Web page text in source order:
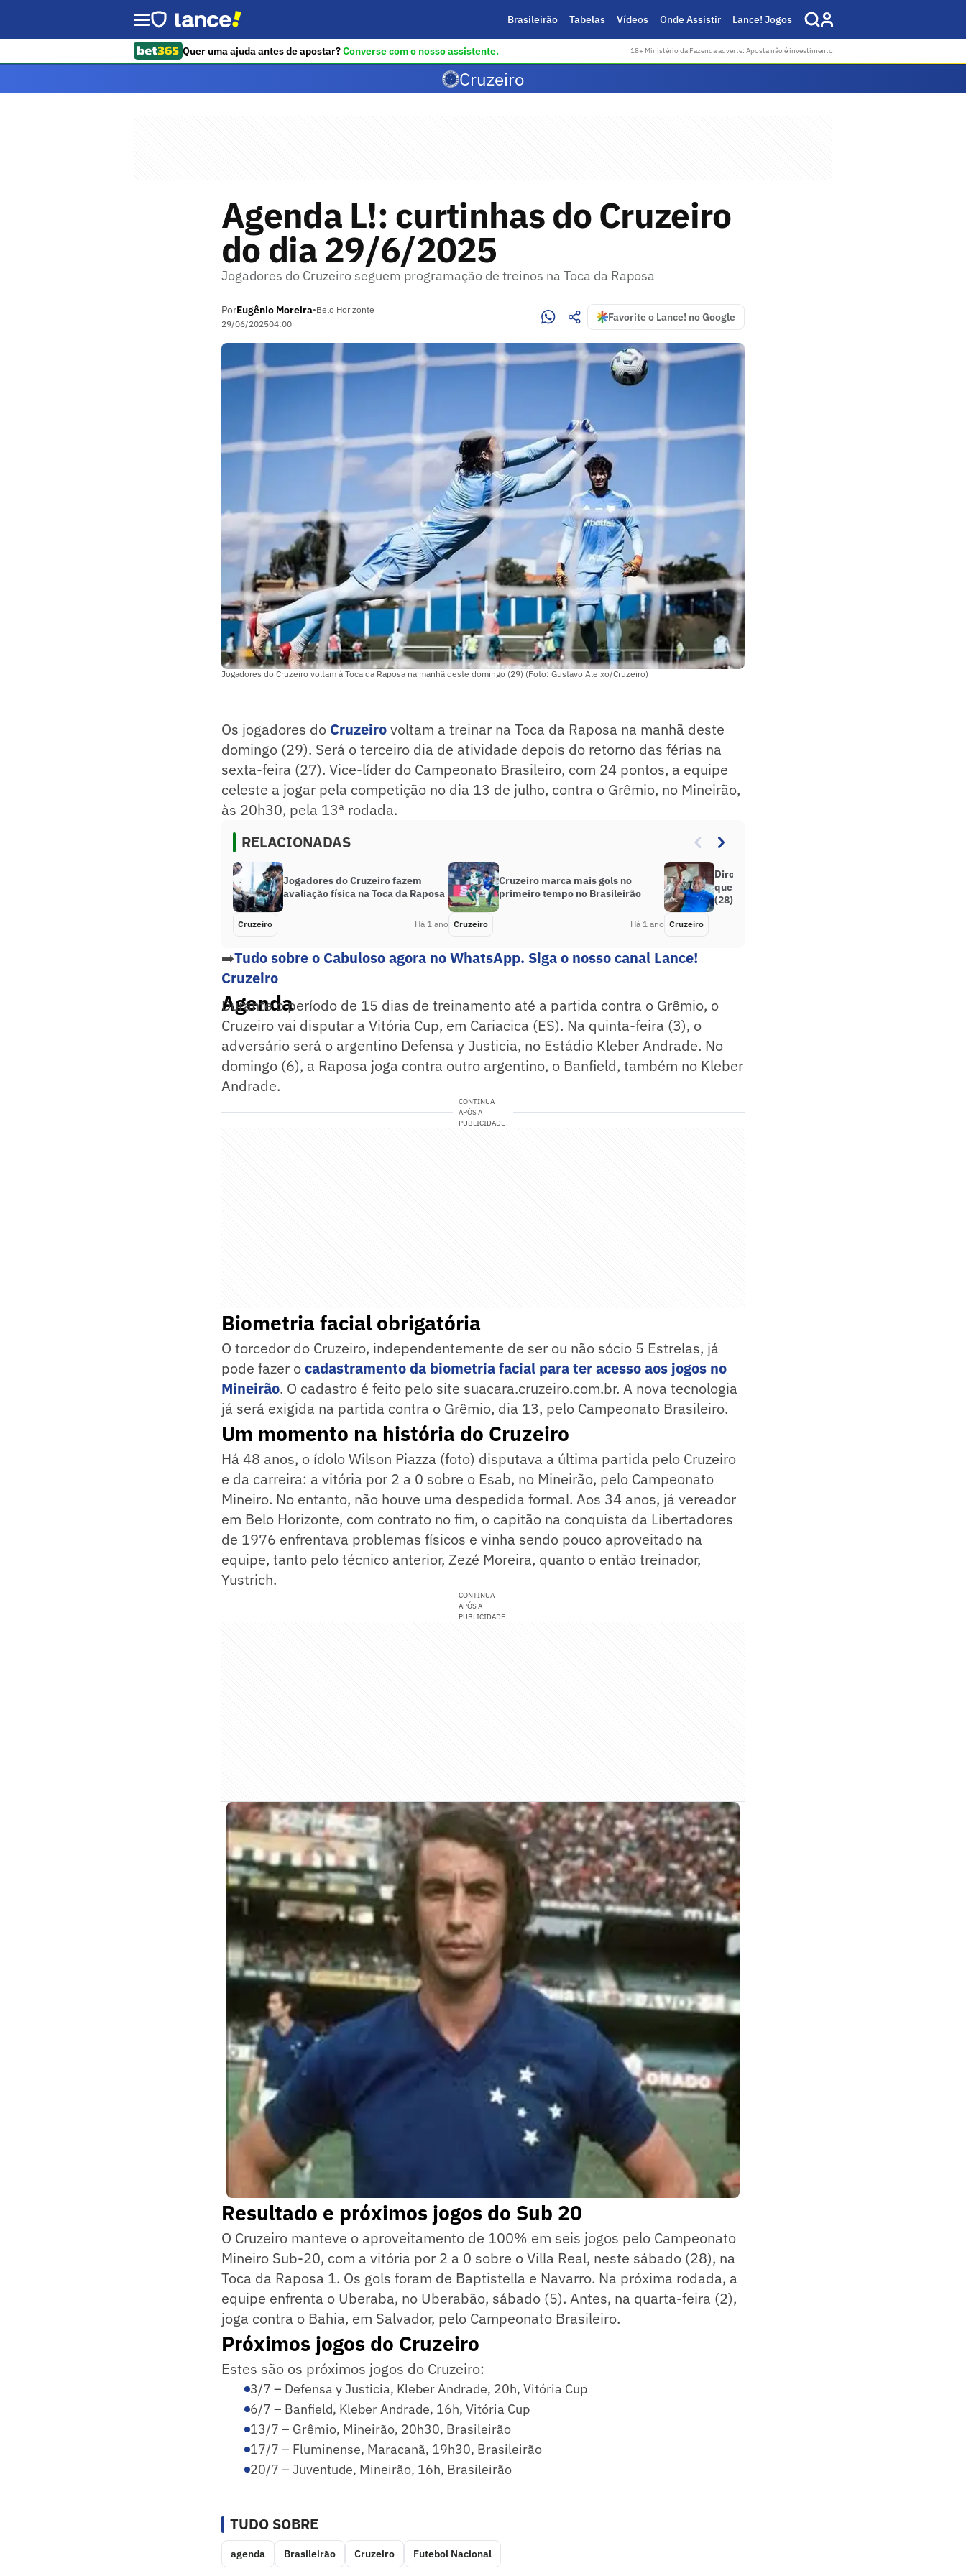
Brasileirão Tabelas Vídeos Onde Assistir Lance! Jogos
Quer uma ajuda antes de apostar?Converse com o nosso assistente. 18+ Ministério da Fazenda adverte: Aposta não é investimento
Cruzeiro
Agenda L!: curtinhas do Cruzeiro
do dia 29/6/2025
Jogadores do Cruzeiro seguem programação de treinos na Toca da Raposa
PorEugênio Moreira•Belo Horizonte
29/06/202504:00
Favorite o Lance! no Google
Jogadores do Cruzeiro voltam à Toca da Raposa na manhã deste domingo (29) (Foto: Gustavo Aleixo/Cruzeiro)
Os jogadores do Cruzeirovoltam a treinar na Toca da Raposa na manhã deste
domingo (29). Será o terceiro dia de atividade depois do retorno das férias na
sexta-feira (27). Vice-líder do Campeonato Brasileiro, com 24 pontos, a equipe
celeste a jogar pela competição no dia 13 de julho, contra o Grêmio, no Mineirão,
às 20h30, pela 13ª rodada.
RELACIONADAS
Jogadores do Cruzeiro fazem
avaliação física na Toca da Raposa
Cruzeiro Há 1 ano
Cruzeiro marca mais gols no
primeiro tempo no Brasileirão
Cruzeiro Há 1 ano
Dirceu Lopes desmente boatos de
que teria falecido neste sábado
(28)
Cruzeiro
➡️Tudo sobre o Cabuloso agora no WhatsApp. Siga o nosso canal Lance!
Cruzeiro
Agenda
Durante o período de 15 dias de treinamento até a partida contra o Grêmio, o
Cruzeiro vai disputar a Vitória Cup, em Cariacica (ES). Na quinta-feira (3), o
adversário será o argentino Defensa y Justicia, no Estádio Kleber Andrade. No
domingo (6), a Raposa joga contra outro argentino, o Banfield, também no Kleber
Andrade.
CONTINUA
APÓS A
PUBLICIDADE
Biometria facial obrigatória
O torcedor do Cruzeiro, independentemente de ser ou não sócio 5 Estrelas, já
pode fazer ocadastramento da biometria facial para ter acesso aos jogos no
Mineirão. O cadastro é feito pelo site suacara.cruzeiro.com.br. A nova tecnologia
já será exigida na partida contra o Grêmio, dia 13, pelo Campeonato Brasileiro.
Um momento na história do Cruzeiro
Há 48 anos, o ídolo Wilson Piazza (foto) disputava a última partida pelo Cruzeiro
e da carreira: a vitória por 2 a 0 sobre o Esab, no Mineirão, pelo Campeonato
Mineiro. No entanto, não houve uma despedida formal. Aos 34 anos, já vereador
em Belo Horizonte, com contrato no fim, o capitão na conquista da Libertadores
de 1976 enfrentava problemas físicos e vinha sendo pouco aproveitado na
equipe, tanto pelo técnico anterior, Zezé Moreira, quanto o então treinador,
Yustrich.
CONTINUA
APÓS A
PUBLICIDADE
Resultado e próximos jogos do Sub 20
O Cruzeiro manteve o aproveitamento de 100% em seis jogos pelo Campeonato
Mineiro Sub-20, com a vitória por 2 a 0 sobre o Villa Real, neste sábado (28), na
Toca da Raposa 1. Os gols foram de Baptistella e Navarro. Na próxima rodada, a
equipe enfrenta o Uberaba, no Uberabão, sábado (5). Antes, na quarta-feira (2),
joga contra o Bahia, em Salvador, pelo Campeonato Brasileiro.
Próximos jogos do Cruzeiro
Estes são os próximos jogos do Cruzeiro:
3/7 – Defensa y Justicia, Kleber Andrade, 20h, Vitória Cup
6/7 – Banfield, Kleber Andrade, 16h, Vitória Cup
13/7 – Grêmio, Mineirão, 20h30, Brasileirão
17/7 – Fluminense, Maracanã, 19h30, Brasileirão
20/7 – Juventude, Mineirão, 16h, Brasileirão
TUDO SOBRE
agenda Brasileirão Cruzeiro Futebol Nacional